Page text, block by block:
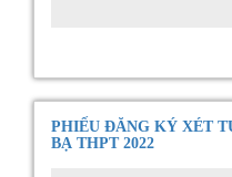
PHIẾU ĐĂNG KÝ XÉT TUYỂN THEO KẾT QUẢ HỌC
BẠ THPT 2022